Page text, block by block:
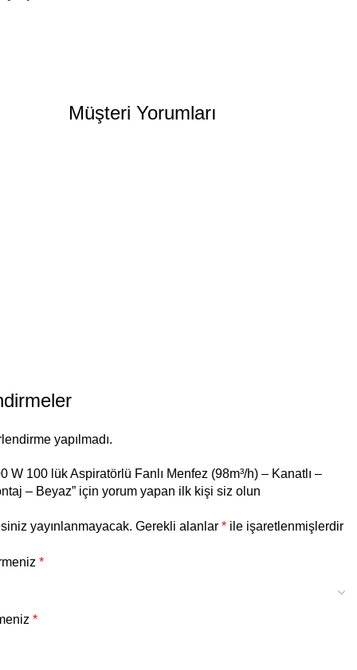
Müşteri Yorumları
yapılmadı.
W 100 lük Aspiratörlü Fanlı Menfez (98m³/h) – Kanatlı –
– Beyaz” için yorum yapan ilk kişi siz olun
yayınlanmayacak. Gerekli alanlar* ile işaretlenmişlerdir
*
*